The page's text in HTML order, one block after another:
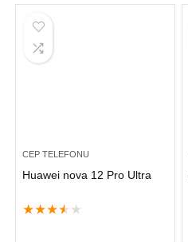
CEP TELEFONU
Huawei nova 12 Pro Ultra
★★★★ ★